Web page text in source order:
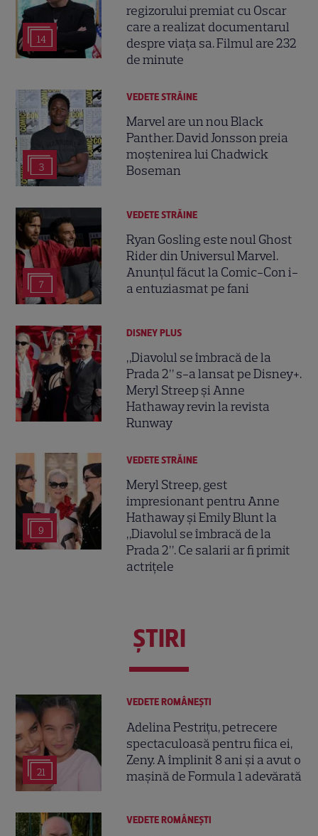
14
regizorului premiat cu Oscar
care a realizat documentarul
despre viața sa. Filmul are 232
de minute
3
VEDETE STRĂINE
Marvel are un nou Black
Panther. David Jonsson preia
moștenirea lui Chadwick
Boseman
7
VEDETE STRĂINE
Ryan Gosling este noul Ghost
Rider din Universul Marvel.
Anunțul făcut la Comic-Con i-
a entuziasmat pe fani
DISNEY PLUS
„Diavolul se îmbracă de la
Prada 2” s-a lansat pe Disney+.
Meryl Streep și Anne
Hathaway revin la revista
Runway
9
VEDETE STRĂINE
Meryl Streep, gest
impresionant pentru Anne
Hathaway și Emily Blunt la
„Diavolul se îmbracă de la
Prada 2”. Ce salarii ar fi primit
actrițele
ŞTIRI
21
VEDETE ROMÂNEŞTI
Adelina Pestrițu, petrecere
spectaculoasă pentru fiica ei,
Zeny. A împlinit 8 ani și a avut o
mașină de Formula 1 adevărată
VEDETE ROMÂNEŞTI